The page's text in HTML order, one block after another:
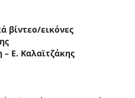
βίντεο/εικόνες
Ε. Καλαϊτζάκης